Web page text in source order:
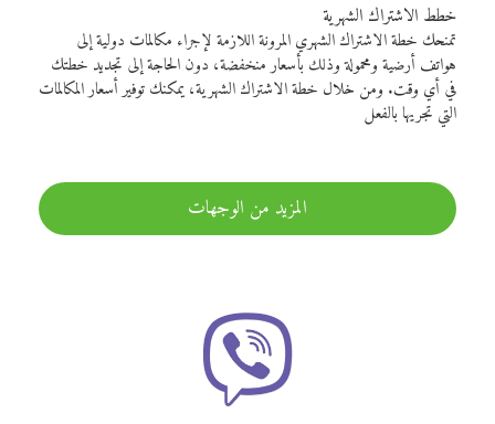
خطط الاشتراك الشهرية
تمنحك خطة الاشتراك الشهري المرونة اللازمة لإجراء مكالمات دولية إلى
هواتف أرضية ومحمولة وذلك بأسعار منخفضة، دون الحاجة إلى تجديد خطتك
في أي وقت. ومن خلال خطة الاشتراك الشهرية، يمكنك توفير أسعار المكالمات
التي تجريها بالفعل
المزيد من الوجهات